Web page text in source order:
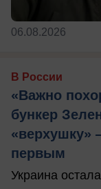
06.08.2026
В России
«Важно
бункер
«верхушку»
первым
Украина